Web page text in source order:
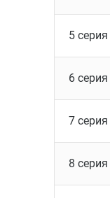
5 серия
6 серия
7 серия
8 серия